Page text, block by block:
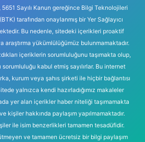
5651 Sayılı Kanun gereğince Bilgi Teknolojileri
tarafından onaylanmış bir Yer Sağlayıcı
Bu nedenle, sitedeki içerikleri proaktif
araştırma yükümlülüğümüz bulunmamaktadır.
içeriklerin sorumluluğunu taşımakta olup,
kabul etmiş sayılırlar. Bu internet
kurum veya şahıs şirketi ile hiçbir bağlantısı
yalnızca kendi hazırladığımız makaleler
yer alan içerikler haber niteliği taşımamakta
kişiler hakkında paylaşım yapılmamaktadır.
ile isim benzerlikleri tamamen tesadüfidir.
ve tamamen ücretsiz bir bilgi paylaşım